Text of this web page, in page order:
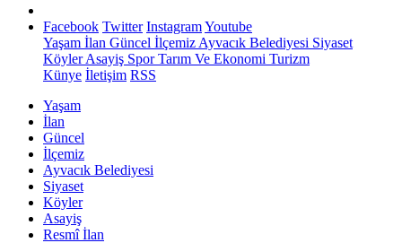
Facebook Twitter InstagramYoutube
Yaşam İlan Güncel İlçemiz Ayvacık Belediyesi Siyaset
KöylerAsayiş SporTarım Ve Ekonomi Turizm
Künye İletişim RSS
Yaşam
İlan
Güncel
İlçemiz
Ayvacık Belediyesi
Siyaset
Köyler
Asayiş
Resmî İlan